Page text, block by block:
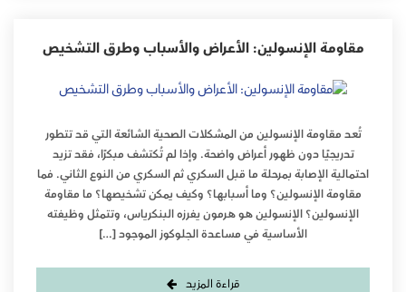
مقاومة الإنسولين: الأعراض والأسباب وطرق التشخيص
تُعد مقاومة الإنسولين من المشكلات الصحية الشائعة التي قد تتطور
تدريجيًا دون ظهور أعراض واضحة. وإذا لم تُكتشف مبكرًا، فقد تزيد
احتمالية الإصابة بمرحلة ما قبل السكري ثم السكري من النوع الثاني. فما
مقاومة الإنسولين؟ وما أسبابها؟ وكيف يمكن تشخيصها؟ ما مقاومة
الإنسولين؟ الإنسولين هو هرمون يفرزه البنكرياس، وتتمثل وظيفته
الأساسية في مساعدة الجلوكوز الموجود […]
قراءة المزيد